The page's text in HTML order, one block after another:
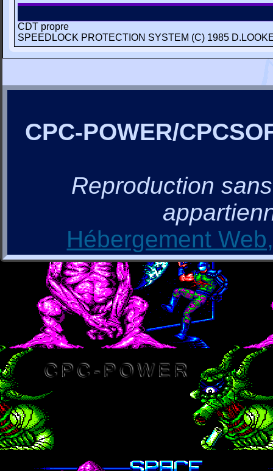
CDT propre
SPEEDLOCK PROTECTION SYSTEM (C) 1985
CPC-POWER/
Reproduction
Hébergement